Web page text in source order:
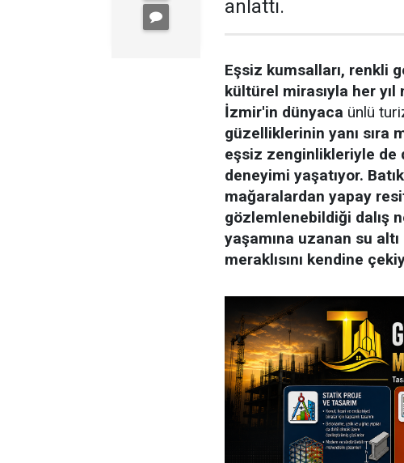
anlattı.
Eşsiz kumsalları, renkli
kültürel mirasıyla her
İzmir'in dünyaca ünlü
güzelliklerinin yanı sıra
eşsiz zenginlikleriyle de
deneyimi yaşatıyor.
mağaralardan yapay
gözlemlenebildiği dalış
yaşamına uzanan su
meraklısını kendine